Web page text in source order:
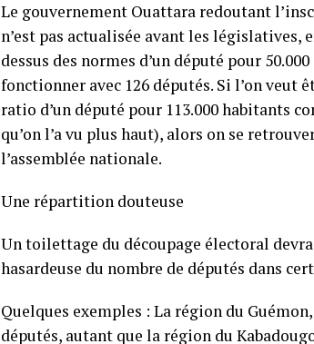
Le gouvernement Ouattara redoutant
n’est pas actualisée avant les législatives,
dessus des normes d’un député pour
fonctionner avec 126 députés. Si l’on veut
ratio d’un député pour 113.000 habitants
qu’on l’a vu plus haut), alors on se
l’assemblée nationale.
Une répartition douteuse
Un toilettage du découpage électoral
hasardeuse du nombre de députés dans
Quelques exemples : La région du
députés, autant que la région du